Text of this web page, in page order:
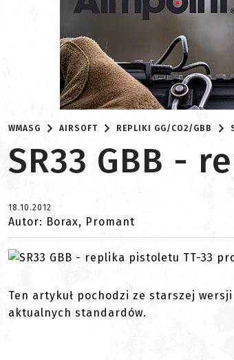
WMASG AIRSOFT REPLIKI GG/CO2/GBB
SR33 GBB -
18.10.2012
Autor: Borax, Promant
Ten artykuł pochodzi ze starszej
aktualnych standardów.